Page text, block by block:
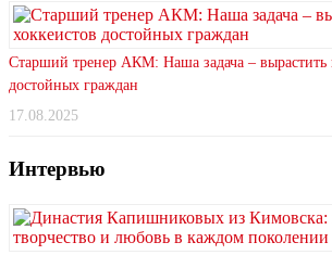
Старший тренер АКМ: Наша задача – вырастить
достойных граждан
17.08.2025
Интервью